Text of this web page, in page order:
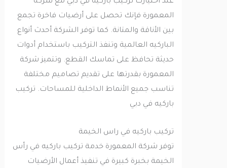
عند اختيارك تركيب باركيه في دبي مع شركة
المعمورة فإنك تحصل على أرضيات فاخرة تجمع
بين الأناقة والمتانة. كما توفر الشركة أحدث أنواع
الباركيه العالمية وتنفذ التركيب باستخدام أدوات
حديثة تحافظ على تماسك القطع. وتتميز شركة
المعمورة بقدرتها على تقديم تصاميم مختلفة
تناسب جميع الأنماط الداخلية للمساحات. تركيب
باركيه في دبي
تركيب باركيه في راس الخيمة
توفر شركة المعمورة خدمة تركيب باركيه في رأس
الخيمة بخبرة كبيرة في تنفيذ أعمال الأرضيات